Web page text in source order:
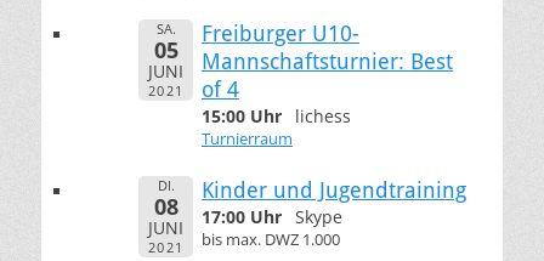
SA.
05
JUNI
2021
Freiburger U10-
Mannschaftsturnier: Best
of 4
15:00 Uhr lichess
Turnierraum
DI.
08
JUNI
2021
Kinder und Jugendtraining
17:00 Uhr Skype
bis max. DWZ 1.000